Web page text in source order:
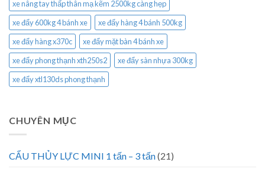
xe nâng tay thấp thân mạ kẽm 2500kg càng hẹp
xe đẩy 600kg 4 bánh xe
xe đẩy hàng 4 bánh 500kg
xe đẩy hàng x370c
xe đẩy mặt bàn 4 bánh xe
xe đẩy phong thạnh xth250s2
xe đẩy sàn nhựa 300kg
xe đẩy xtl130ds phong thạnh
CHUYÊN MỤC
CẨU THỦY LỰC MINI 1 tấn – 3 tấn(21)